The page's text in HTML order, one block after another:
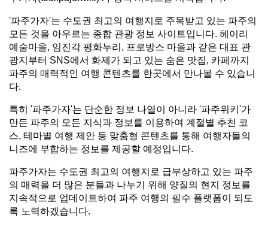
'파주가자'는 수도권 최고의 여행지로 주목받고 있는 파주의
모든 것을 아우르는 종합 관광 정보 사이트입니다. 헤이리
예술마을, 임진각 평화누리, 프로방스 마을과 같은 대표 관
광지부터 SNS에서 화제가 되고 있는 숨은 맛집, 카페까지
파주의 매력적인 여행 콘텐츠를 한곳에서 만나볼 수 있습니
다.
특히 '파주가자'는 단순한 정보 나열이 아니라 '파주위키'가
만든 파주의 모든 지식과 정보를 이용하여 계절별 추천 코
스, 테마별 여행 제안 등 맞춤형 콘텐츠를 통해 여행자들의
니즈에 부합하는 정보를 제공할 예정입니다.
파주가자는 수도권 최고의 여행지로 급부상하고 있는 파주
의 매력을 더 많은 분들과 나누기 위해 양질의 현지 정보를
지속적으로 업데이트하여 파주 여행의 필수 플랫폼이 되도
록 노력하겠습니다.